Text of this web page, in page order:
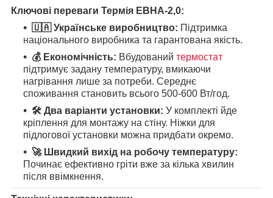
Ключові переваги Термія ЕВНА-2,0:
🇺🇦 Українське виробництво: Підтримка
національного виробника та гарантована якість.
💰 Економічність: Вбудований термостат
підтримує задану температуру, вмикаючи
нагрівання лише за потреби. Середнє
споживання становить всього 500-600 Вт/год.
🛠️ Два варіанти установки: У комплекті йде
кріплення для монтажу на стіну. Ніжки для
підлогової установки можна придбати окремо.
🚀 Швидкий вихід на робочу температуру:
Починає ефективно гріти вже за кілька хвилин
після ввімкнення.